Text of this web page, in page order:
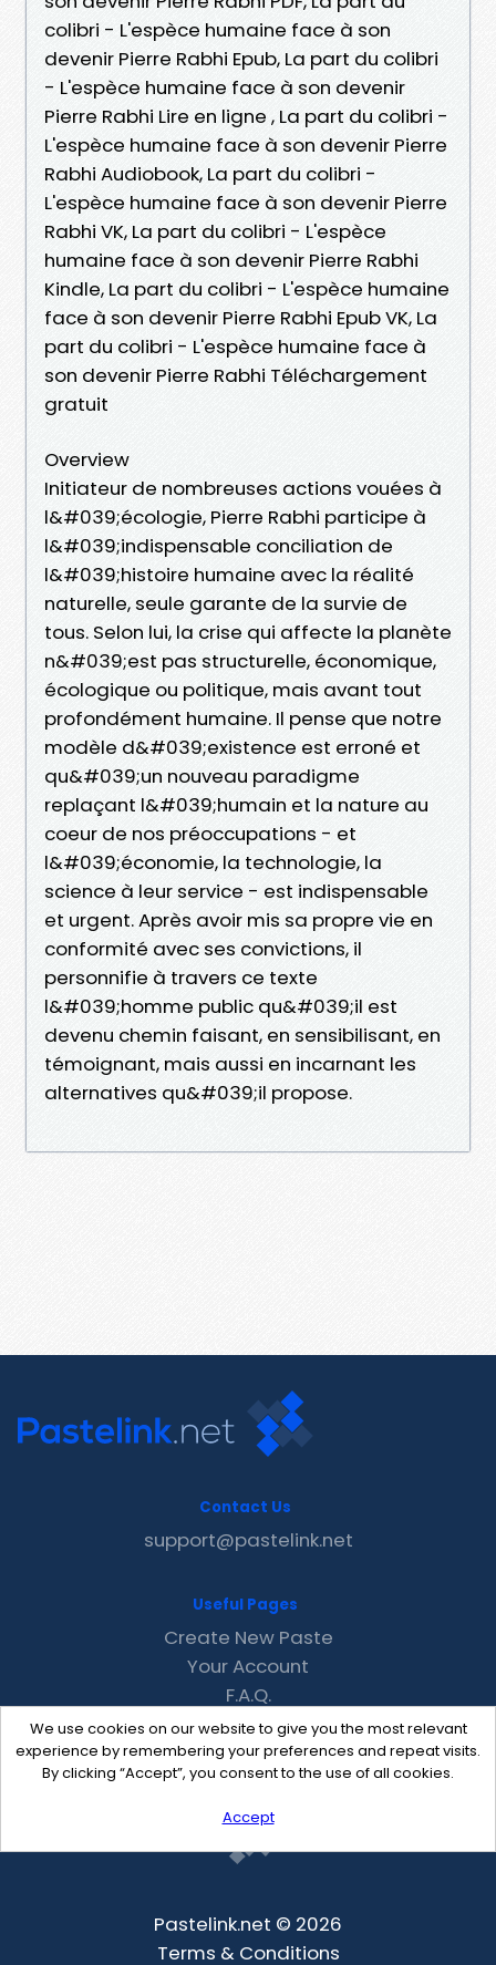
colibri - L'espèce humaine face à son
devenir Pierre Rabhi Epub, La part du colibri
- L'espèce humaine face à son devenir
Pierre Rabhi Lire en ligne , La part du colibri -
L'espèce humaine face à son devenir Pierre
Rabhi Audiobook, La part du colibri -
L'espèce humaine face à son devenir Pierre
Rabhi VK, La part du colibri - L'espèce
humaine face à son devenir Pierre Rabhi
Kindle, La part du colibri - L'espèce humaine
face à son devenir Pierre Rabhi Epub VK, La
part du colibri - L'espèce humaine face à
son devenir Pierre Rabhi Téléchargement
gratuit
Overview
Initiateur de nombreuses actions vouées à
l&#039;écologie, Pierre Rabhi participe à
l&#039;indispensable conciliation de
l&#039;histoire humaine avec la réalité
naturelle, seule garante de la survie de
tous. Selon lui, la crise qui affecte la planète
n&#039;est pas structurelle, économique,
écologique ou politique, mais avant tout
profondément humaine. Il pense que notre
modèle d&#039;existence est erroné et
qu&#039;un nouveau paradigme
replaçant l&#039;humain et la nature au
coeur de nos préoccupations - et
l&#039;économie, la technologie, la
science à leur service - est indispensable
et urgent. Après avoir mis sa propre vie en
conformité avec ses convictions, il
personnifie à travers ce texte
l&#039;homme public qu&#039;il est
devenu chemin faisant, en sensibilisant, en
témoignant, mais aussi en incarnant les
alternatives qu&#039;il propose.
We use cookies on our website to give you the most relevant
experience by remembering your preferences and repeat visits.
By clicking “Accept”, you consent to the use of all cookies.
Accept
Contact Us
support@pastelink.net
Useful Pages
Create New Paste
Your Account
F.A.Q.
Recent
Contact
Pastelink.net © 2026
Terms & Conditions